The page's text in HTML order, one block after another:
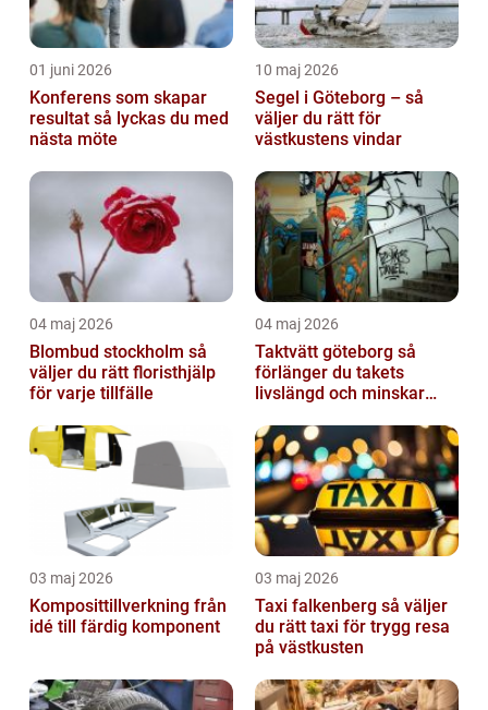
01 juni 2026
Konferens som skapar
resultat så lyckas du med
nästa möte
10 maj 2026
Segel i Göteborg – så
väljer du rätt för
västkustens vindar
04 maj 2026
Blombud stockholm så
väljer du rätt floristhjälp
för varje tillfälle
04 maj 2026
Taktvätt göteborg så
förlänger du takets
livslängd och minskar
03 maj 2026
Komposittillverkning från
idé till färdig komponent
03 maj 2026
Taxi falkenberg så väljer
du rätt taxi för trygg resa
på västkusten